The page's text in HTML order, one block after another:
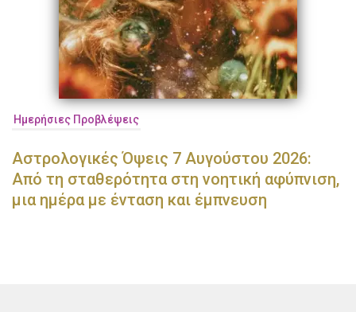
Ημερήσιες Προβλέψεις
Αστρολογικές Όψεις 7 Αυγούστου 2026:
Από τη σταθερότητα στη νοητική αφύπνιση,
μια ημέρα με ένταση και έμπνευση